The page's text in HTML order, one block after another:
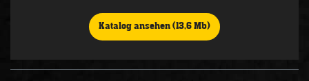
Katalog ansehen (13,6 Mb)